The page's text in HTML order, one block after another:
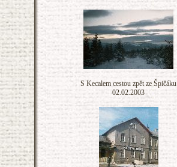
S Kecalem cestou zpět ze Špičáku
02.02.2003